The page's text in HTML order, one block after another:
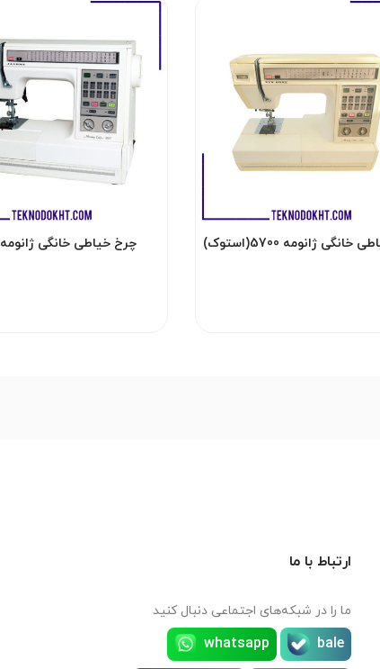
ژانومه 5700(استوک) چرخ خیاطی خانگی ژانومه
ارتباط با ما
ما را در شبکه‌های اجتماعی دنبال کنید
bale
whatsapp